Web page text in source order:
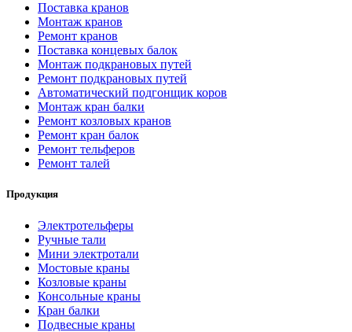
Поставка кранов
Монтаж кранов
Ремонт кранов
Поставка концевых балок
Монтаж подкрановых путей
Ремонт подкрановых путей
Автоматический подгонщик коров
Монтаж кран балки
Ремонт козловых кранов
Ремонт кран балок
Ремонт тельферов
Ремонт талей
Продукция
Электротельферы
Ручные тали
Мини электротали
Мостовые краны
Козловые краны
Консольные краны
Кран балки
Подвесные краны